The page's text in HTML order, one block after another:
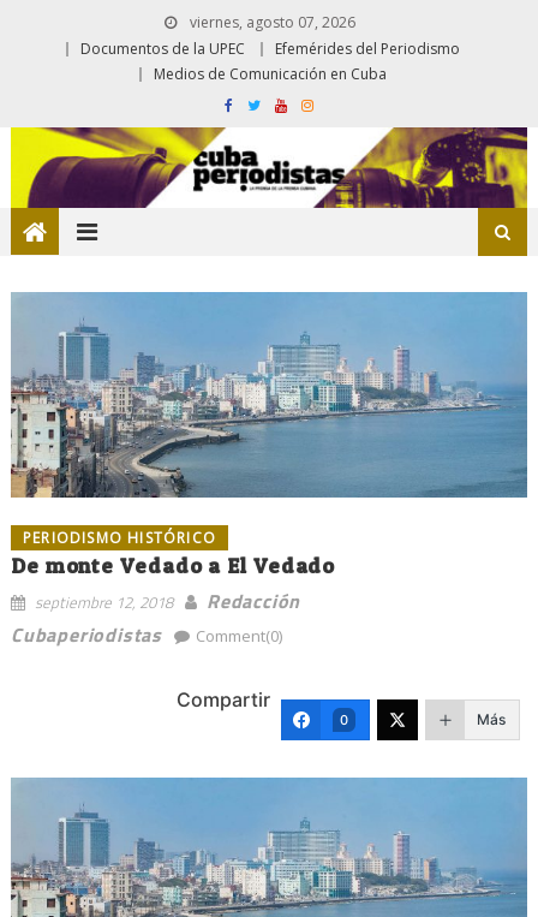
viernes, agosto 07, 2026
Documentos de la UPEC
Efemérides del Periodismo
Medios de Comunicación en Cuba
PERIODISMO HISTÓRICO
De monte Vedado a El Vedado
septiembre 12, 2018
Redacción
Cubaperiodistas
Comment(0)
Compartir
0 Más